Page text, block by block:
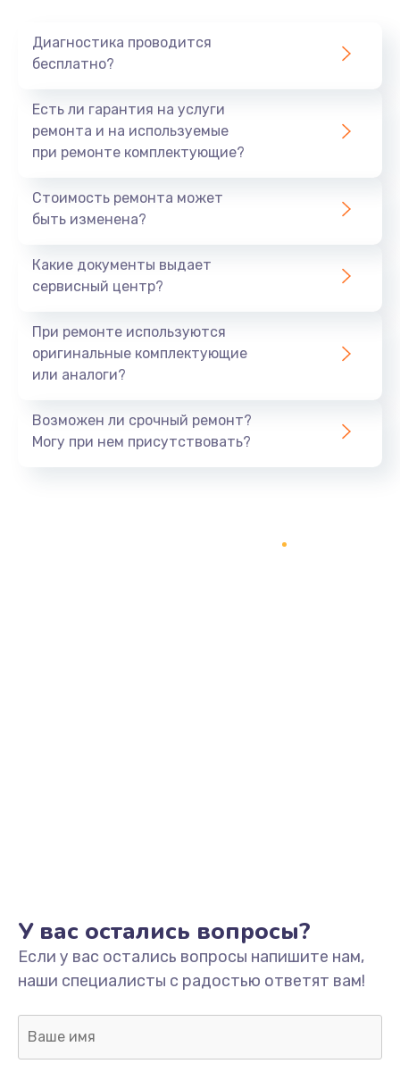
Диагностика проводится
бесплатно?
Есть ли гарантия на услуги
ремонта и на используемые
при ремонте комплектующие?
Стоимость ремонта может
быть изменена?
Какие документы выдает
сервисный центр?
При ремонте используются
оригинальные комплектующие
или аналоги?
Возможен ли срочный ремонт?
Могу при нем присутствовать?
У вас остались вопросы?
Если у вас остались вопросы напишите нам,
наши специалисты с радостью ответят вам!